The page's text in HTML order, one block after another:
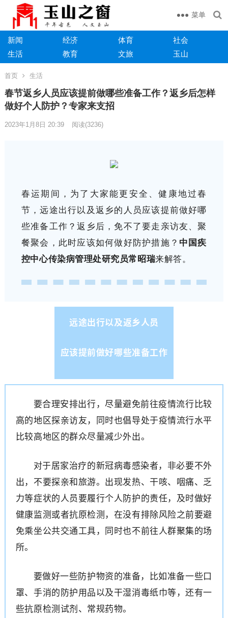
菜单
新闻 经济 体育
社会
生活
教育 文旅 玉山
首页 生活
春节返乡人员应该提前做哪些准备工作？返乡后怎样
做好个人防护？专家来支招
2023年1月8日 20:39 阅读(3236)
春运期间，为了大家能更安全、健康地过春
节，远途出行以及返乡的人员应该提前做好哪
些准备工作？返乡后，免不了要走亲访友、聚
餐聚会，此时应该如何做好防护措施？ 中国疾
控中心传染病管理处研究员常昭瑞来解答。
远途出行以及返乡人员
应该提前做好哪些准备工作
要合理安排出行，尽量避免前往疫情流行比较
高的地区探亲访友，同时也倡导处于疫情流行水平
比较高地区的群众尽量减少外出。
对于居家治疗的新冠病毒感染者，非必要不外
出，不要探亲和旅游。出现发热、干咳、咽痛、乏
力等症状的人员要履行个人防护的责任，及时做好
健康监测或者抗原检测，在没有排除风险之前要避
免乘坐公共交通工具，同时也不前往人群聚集的场
所。
要做好一些防护物资的准备，比如准备一些口
罩、手消的防护用品以及干湿消毒纸巾等，还有一
些抗原检测试剂、常规药物。